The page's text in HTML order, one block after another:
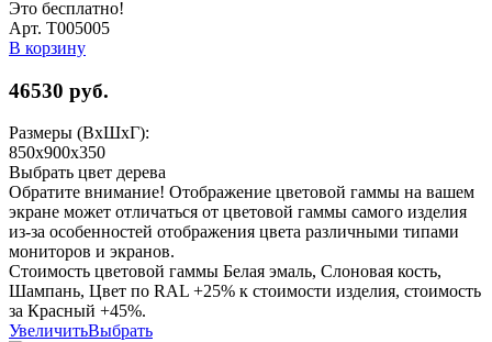
Это бесплатно!
Арт. Т005005
В корзину
46530 руб.
Размеры (ВхШхГ):
850x900x350
Выбрать цвет дерева
Обратите внимание! Отображение цветовой гаммы на вашем
экране может отличаться от цветовой гаммы самого изделия
из-за особенностей отображения цвета различными типами
мониторов и экранов.
Стоимость цветовой гаммы Белая эмаль, Слоновая кость,
Шампань, Цвет по RAL +25% к стоимости изделия, стоимость
за Красный +45%.
УвеличитьВыбрать